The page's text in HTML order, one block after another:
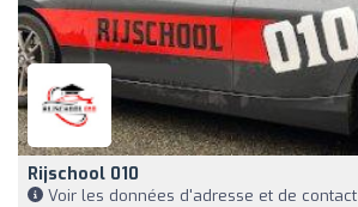
Rijschool 010
Voir les données d'adresse et de contact